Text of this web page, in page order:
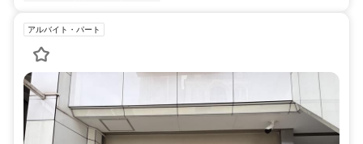
アルバイト・パート